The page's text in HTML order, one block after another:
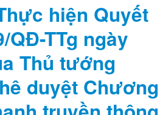
hiện Quyết
QĐ-TTg ngày
Thủ tướng
duyệt Chương